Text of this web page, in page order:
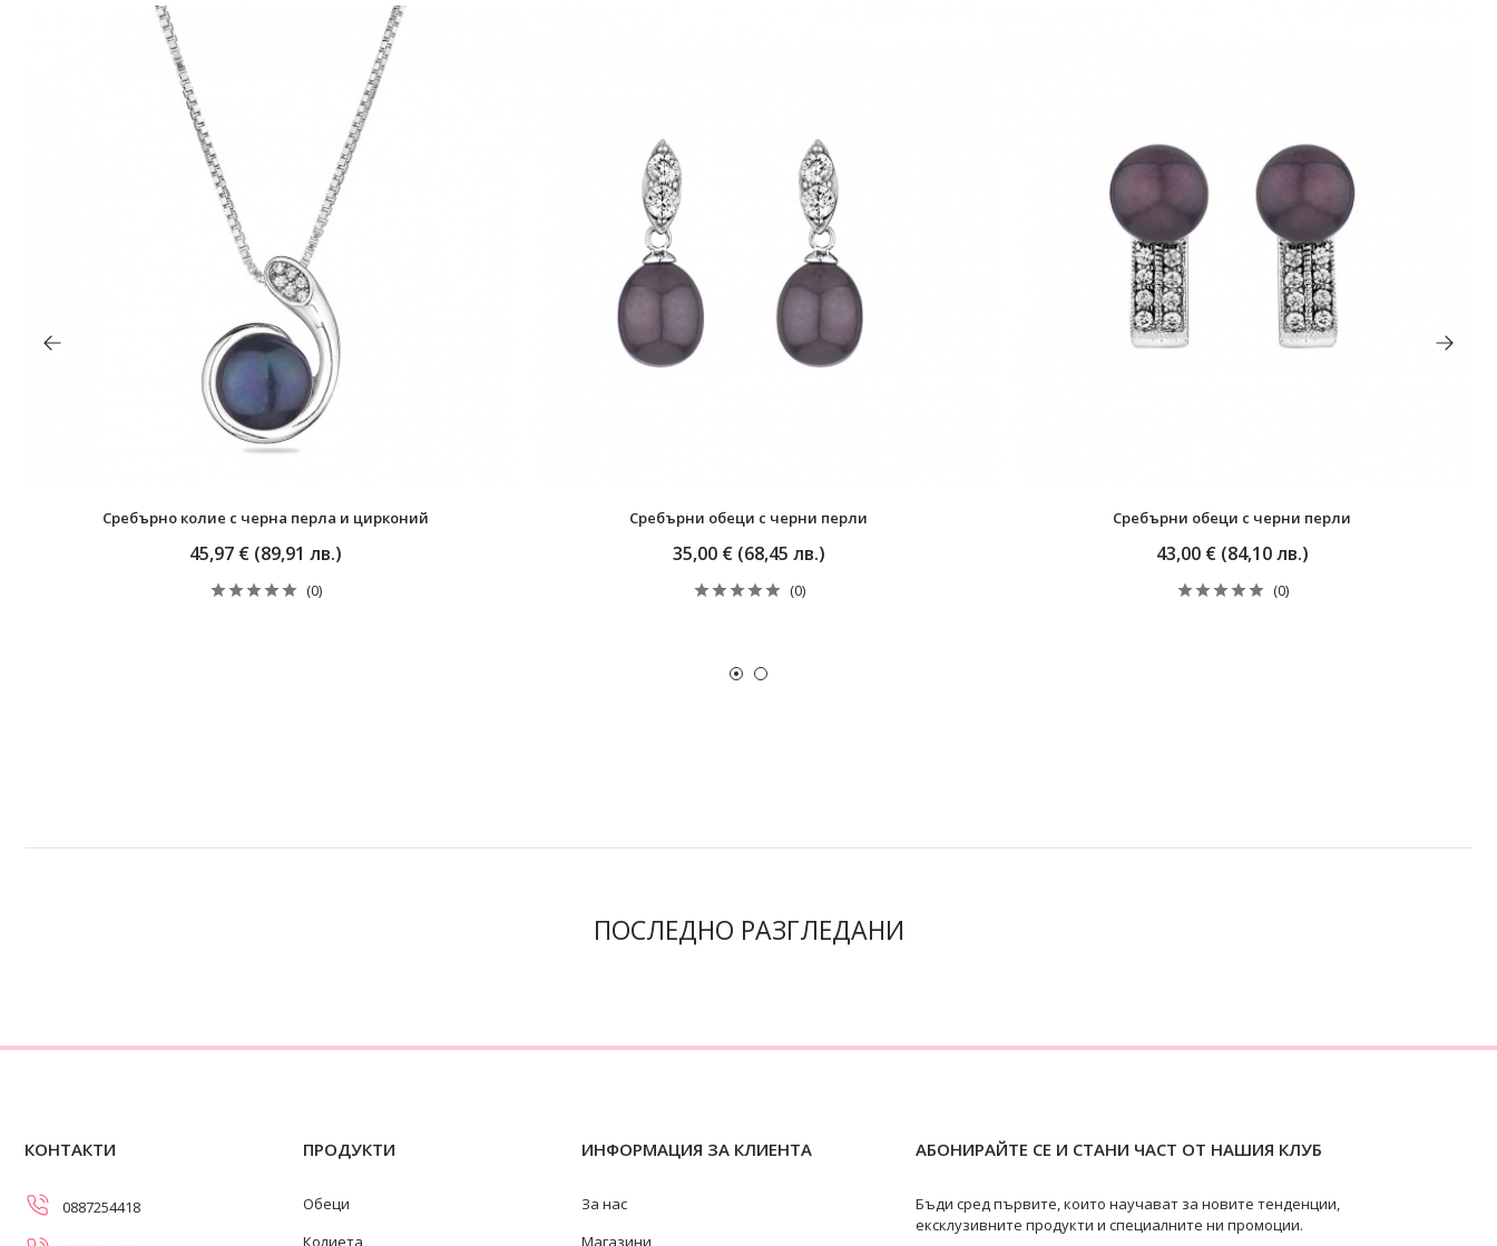
Сребърно колие с черна перла и цирконий
45,97 € (89,91 лв.)
(0)
Сребърни обеци с черни перли
35,00 € (68,45 лв.)
(0)
Сребърни обеци с черни перли
43,00 € (84,10 лв.)
(0)
ПОСЛЕДНО РАЗГЛЕДАНИ
КОНТАКТИ
0887254418
ПРОДУКТИ
Обеци
Колиета
ИНФОРМАЦИЯ ЗА КЛИЕНТА
За нас
Магазини
АБОНИРАЙТЕ СЕ И СТАНИ ЧАСТ ОТ НАШИЯ КЛУБ
Бъди сред първите, които научават за новите тенденции,
ексклузивните продукти и специалните ни промоции.